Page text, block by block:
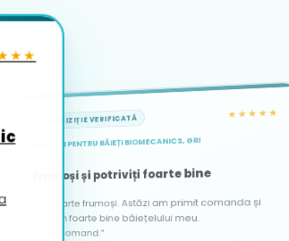
ACHIZIȚIE VERIFICATĂ ★★★★★
PANTOFI PENTRU BĂIEȚI BIOMECANICS, GRI
Frumoși și potriviți foarte bine
„Foarte frumoși. Astăzi am primit comanda și
îi vin foarte bine băiețelului meu.
Recomand.”